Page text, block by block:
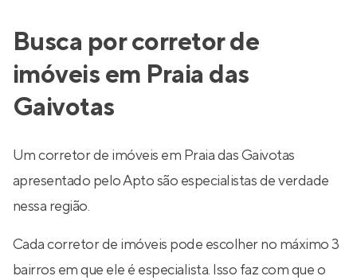
Busca por corretor de
imóveis em Praia das
Gaivotas
Um corretor de imóveis em Praia das Gaivotas
apresentado pelo Apto são especialistas de verdade
nessa região.
Cada corretor de imóveis pode escolher no máximo 3
bairros em que ele é especialista. Isso faz com que o